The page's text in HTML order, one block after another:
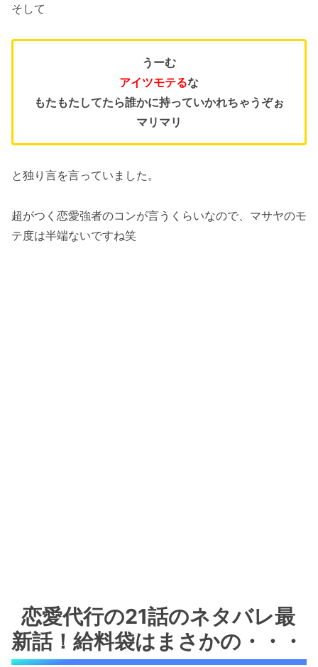
そして
うーむ
アイツモテるな
もたもたしてたら誰かに持っていかれちゃうぞぉ
マリマリ
と独り言を言っていました。
超がつく恋愛強者のコンが言うくらいなので、マサヤのモ
テ度は半端ないですね笑
恋愛代行の21話のネタバレ最
新話！給料袋はまさかの・・・